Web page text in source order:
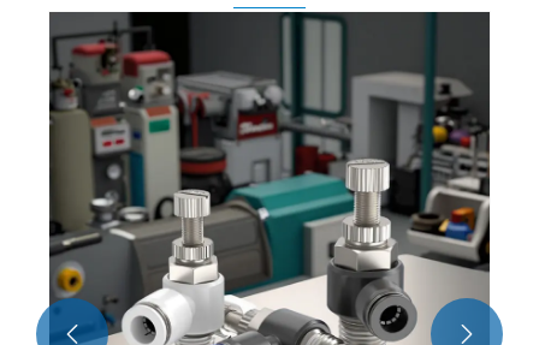
Warum ist ein Magnetventil für
moderne Flüssigkeitskontrollsysteme
unerlässlich?
Mehr sehen >>
 